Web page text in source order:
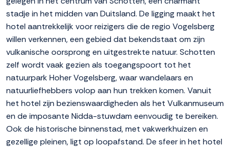
stadje in het midden van Duitsland. De ligging maakt het
hotel aantrekkelijk voor reizigers die de regio Vogelsberg
willen verkennen, een gebied dat bekendstaat om zijn
vulkanische oorsprong en uitgestrekte natuur. Schotten
zelf wordt vaak gezien als toegangspoort tot het
natuurpark Hoher Vogelsberg, waar wandelaars en
natuurliefhebbers volop aan hun trekken komen. Vanuit
het hotel zijn bezienswaardigheden als het Vulkanmuseum
en de imposante Nidda-stuwdam eenvoudig te bereiken.
Ook de historische binnenstad, met vakwerkhuizen en
gezellige pleinen, ligt op loopafstand. De sfeer in het hotel